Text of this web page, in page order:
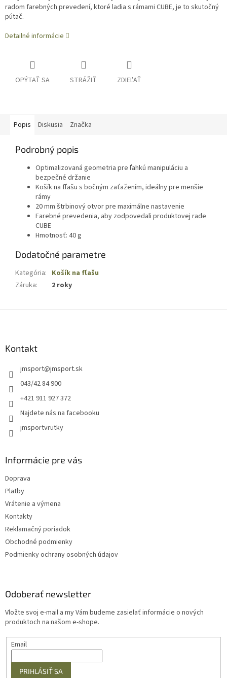
radom farebných prevedení, ktoré ladia s rámami CUBE, je to skutočný
pútač.
Detailné informácie
OPÝTAŤ SA STRÁŽIŤ ZDIEĽAŤ
Popis Diskusia Značka
Podrobný popis
Optimalizovaná geometria pre ľahkú manipuláciu a
bezpečné držanie
Košík na fľašu s bočným zaťažením, ideálny pre menšie
rámy
20 mm štrbinový otvor pre maximálne nastavenie
Farebné prevedenia, aby zodpovedali produktovej rade
CUBE
Hmotnosť: 40 g
Dodatočné parametre
Kategória: Košík na fľašu
Záruka: 2 roky
Kontakt
jmsport@jmsport.sk
043/42 84 900
+421 911 927 372
Najdete nás na facebooku
jmsportvrutky
Informácie pre vás
Doprava
Platby
Vrátenie a výmena
Kontakty
Reklamačný poriadok
Obchodné podmienky
Podmienky ochrany osobných údajov
Odoberať newsletter
Vložte svoj e-mail a my Vám budeme zasielať informácie o nových
produktoch na našom e-shope.
Email
PRIHLÁSIŤ SA